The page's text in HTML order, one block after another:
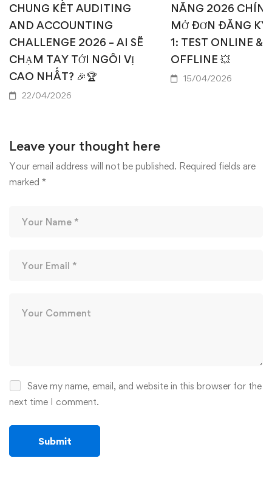
CHUNG KẾT AUDITING
AND ACCOUNTING
CHALLENGE 2026 – AI SẼ
CHẠM TAY TỚI NGÔI VỊ
CAO NHẤT? 🎉🏆
22/04/2026
NĂNG 2026
MỞ ĐƠN ĐĂNG KÝ
1: TEST ONLINE &
OFFLINE 💥
15/04/2026
Leave your thought here
Your email address will not be published. Required fields are
marked *
Save my name, email, and website in this browser for the
next time I comment.